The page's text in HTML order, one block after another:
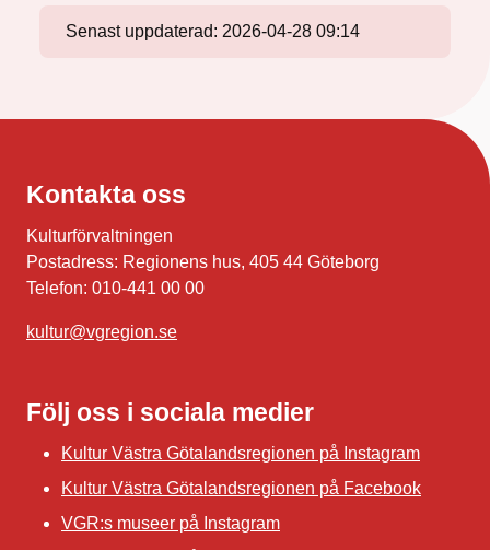
Senast uppdaterad: 2026-04-28 09:14
Kontakta oss
Kulturförvaltningen
Postadress: Regionens hus, 405 44 Göteborg
Telefon: 010-441 00 00
kultur@vgregion.se
Följ oss i sociala medier
Kultur Västra Götalandsregionen på Instagram
Kultur Västra Götalandsregionen på Facebook
VGR:s museer på Instagram